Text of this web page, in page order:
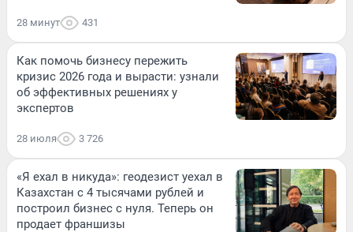
28 минут 431
Как помочь бизнесу пережить
кризис 2026 года и вырасти: узнали
об эффективных решениях у
экспертов
28 июля 3 726
«Я ехал в никуда»: геодезист уехал в
Казахстан с 4 тысячами рублей и
построил бизнес с нуля. Теперь он
продает франшизы